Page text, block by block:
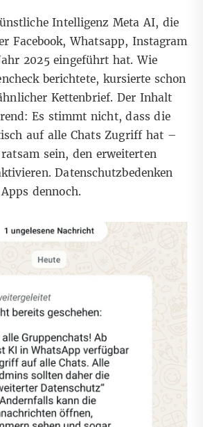
Intelligenz Meta AI, die
Facebook, Whatsapp, Instagram
2025 eingeführt hat. Wie
berichtete, kursierte schon
Kettenbrief. Der Inhalt
Es stimmt nicht, dass die
auf alle Chats Zugriff hat –
sein, den erweiterten
Datenschutzbedenken
dennoch.